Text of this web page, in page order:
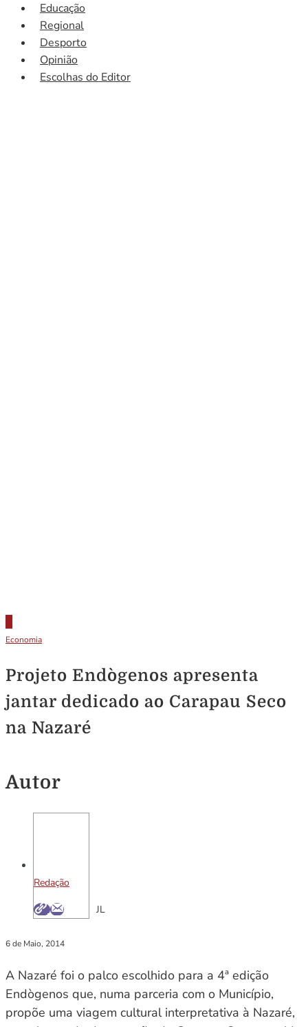
Educação
Regional
Desporto
Opinião
Escolhas do Editor
Economia
Projeto Endògenos apresenta
jantar dedicado ao Carapau Seco
na Nazaré
Autor
Redação
JL
6 de Maio, 2014
A Nazaré foi o palco escolhido para a 4ª edição
Endògenos que, numa parceria com o Município,
propõe uma viagem cultural interpretativa à Nazaré,